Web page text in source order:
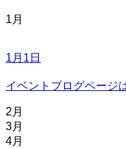
1月
1月1日
イベントブログページ
2月
3月
4月